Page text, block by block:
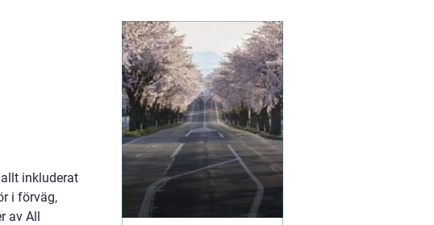
inkluderat
i förväg,
av All
strävar efter att
tillfredsställa alla
familjemedlemmars
önskemål. En05 juli
2025